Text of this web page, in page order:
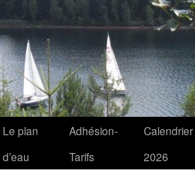
Le plan
d’eau
Adhésion-
Tarifs
Calendrier
2026